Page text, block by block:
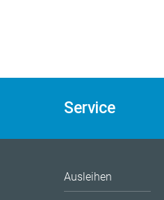
Service
Ausleihen